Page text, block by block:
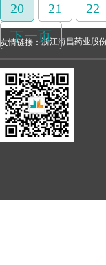
20
21 22
下一页
友情链接：浙江海昌药业股